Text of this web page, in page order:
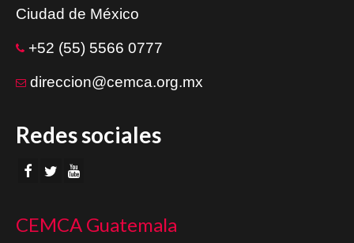
Ciudad de México
+52 (55) 5566 0777
direccion@cemca.org.mx
Redes sociales
CEMCA Guatemala